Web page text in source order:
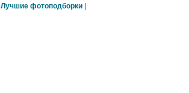
Лучшие фотоподборки|